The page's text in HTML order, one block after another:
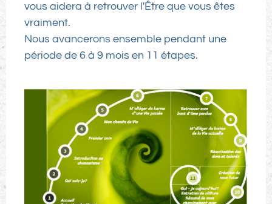
vous aidera à retrouver l'Être que vous êtes
vraiment.
Nous avancerons ensemble pendant une
période de 6 à 9 mois en 11 étapes.